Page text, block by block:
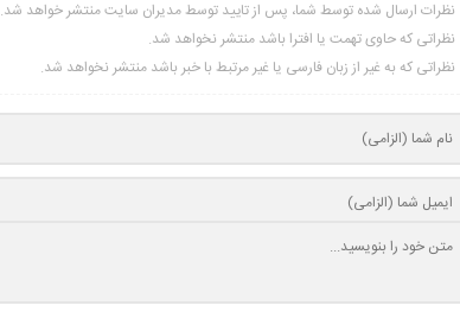
نظرات ارسال شده توسط شما، پس از تایید توسط مدیران سایت منتشر خواهد شد.
نظراتی که حاوی تهمت یا افترا باشد منتشر نخواهد شد.
نظراتی که به غیر از زبان فارسی یا غیر مرتبط با خبر باشد منتشر نخواهد شد.